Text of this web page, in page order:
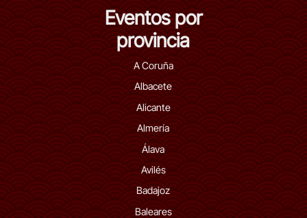
Eventos por
provincia
A Coruña
Albacete
Alicante
Almería
Álava
Avilés
Badajoz
Baleares